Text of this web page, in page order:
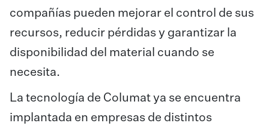
compañías pueden mejorar el control de sus
recursos, reducir pérdidas y garantizar la
disponibilidad del material cuando se
necesita.
La tecnología de Columat ya se encuentra
implantada en empresas de distintos